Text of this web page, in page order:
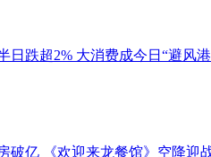
日跌超2% 大消费成今日“避风港
破亿 《欢迎来龙餐馆》空降迎